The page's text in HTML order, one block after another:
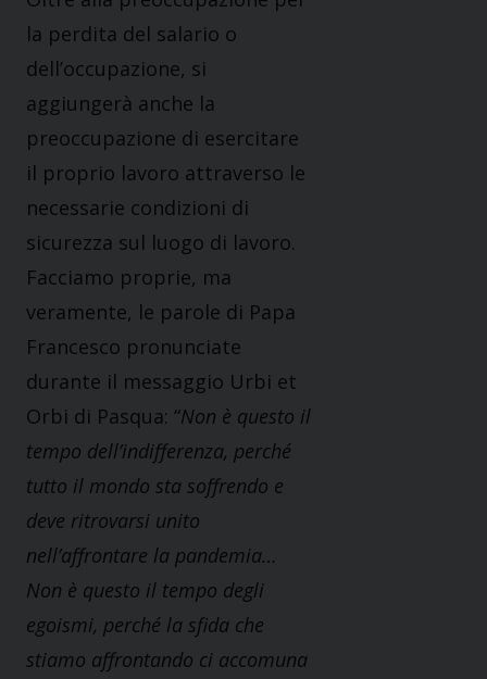
la perdita del salario o
dell’occupazione, si
aggiungerà anche la
preoccupazione di esercitare
il proprio lavoro attraverso le
necessarie condizioni di
sicurezza sul luogo di lavoro.
Facciamo proprie, ma
veramente, le parole di Papa
Francesco pronunciate
durante il messaggio Urbi et
Orbi di Pasqua: “Non è questo il
tempo dell’indifferenza, perché
tutto il mondo sta soffrendo e
deve ritrovarsi unito
nell’affrontare la pandemia…
Non è questo il tempo degli
egoismi, perché la sfida che
stiamo affrontando ci accomuna